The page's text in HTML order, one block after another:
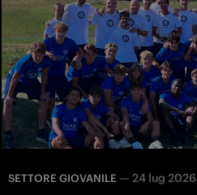
SETTORE GIOVANILE — 24 lug 2026